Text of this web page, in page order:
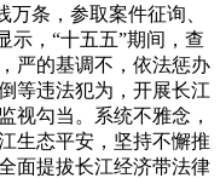
条，参取案件征询、
示，“十五五”期间，查
严的基调不，依法惩办
等违法犯为，开展长江
视勾当。系统不雅念，
生态平安，坚持不懈推
面提拔长江经济带法律